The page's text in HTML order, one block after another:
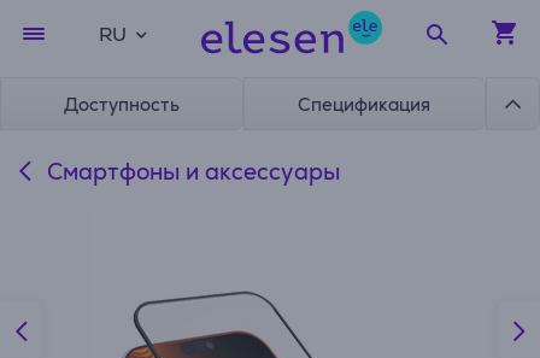
RU
Доступность Спецификация
Смартфоны и аксессуары